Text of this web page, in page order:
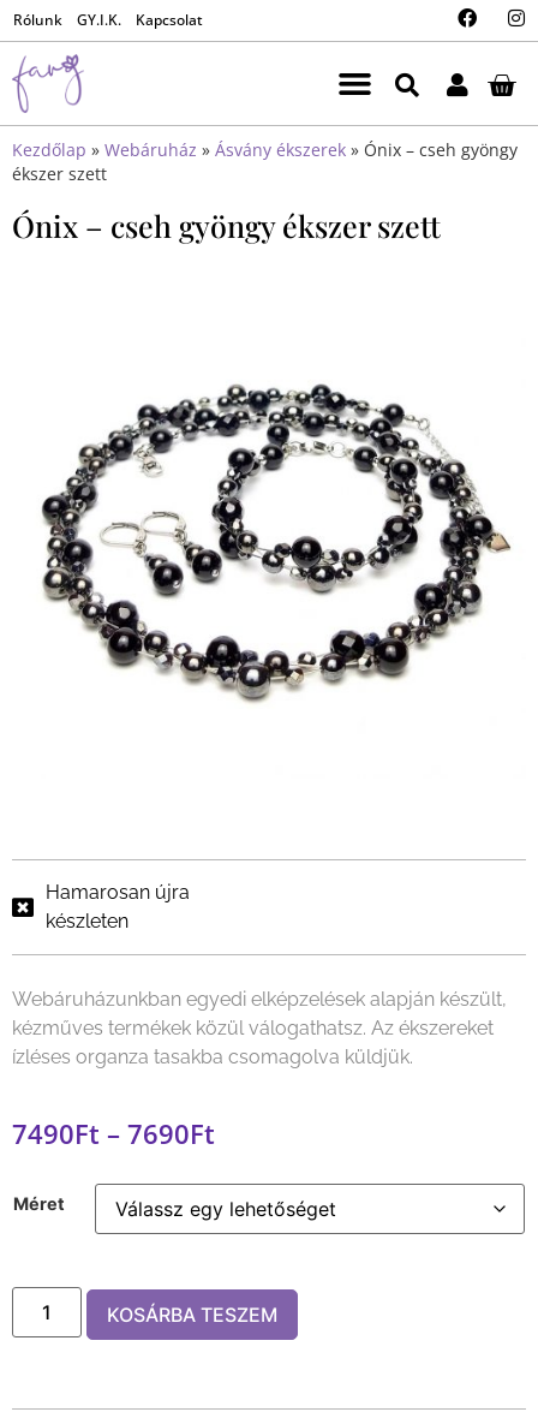
Rólunk GY.I.K. Kapcsolat
Kezdőlap » Webáruház » Ásvány ékszerek » Ónix – cseh gyöngy
ékszer szett
Ónix – cseh gyöngy ékszer szett
Hamarosan újra
készleten
Webáruházunkban egyedi elképzelések alapján készült,
kézműves termékek közül válogathatsz. Az ékszereket
ízléses organza tasakba csomagolva küldjük.
7490Ft – 7690Ft
Méret
KOSÁRBA TESZEM